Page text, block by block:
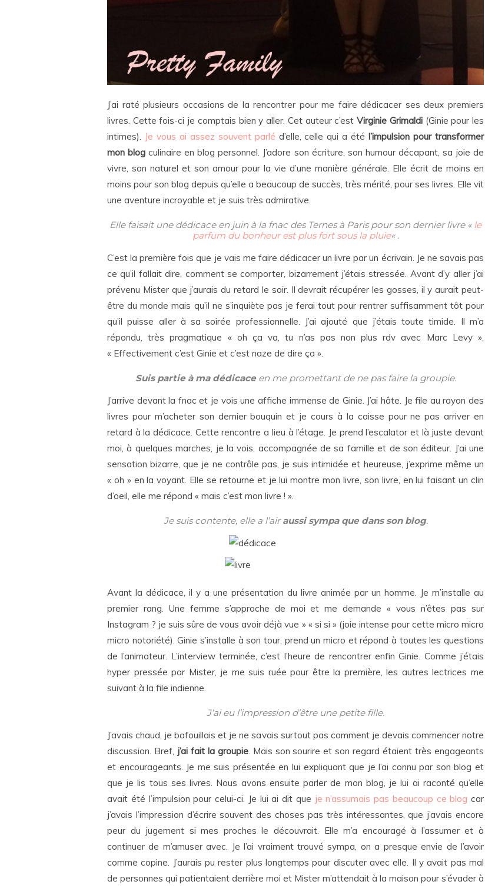
J’ai raté plusieurs occasions de la rencontrer pour me faire dédicacer ses deux premiers
livres. Cette fois-ci je comptais bien y aller. Cet auteur c’estVirginie Grimaldi(Ginie pour les
intimes). Je vous ai assez souvent parlé d’elle, celle qui a été l’impulsion pour transformer
mon blog culinaire en blog personnel. J’adore son écriture, son humour décapant, sa joie de
vivre, son naturel et son amour pour la vie d’une manière générale. Elle écrit de moins en
moins pour son blog depuis qu’elle a beaucoup de succès, très mérité, pour ses livres. Elle vit
une aventure incroyable et je suis très admirative.
Elle faisait une dédicace en juin à la fnac des Ternes à Paris pour son dernier livre « le
parfum du bonheur est plus fort sous la pluie« .
C’est la première fois que je vais me faire dédicacer un livre par un écrivain. Je ne savais pas
ce qu’il fallait dire, comment se comporter, bizarrement j’étais stressée. Avant d’y aller j’ai
prévenu Mister que j’aurais du retard le soir. Il devrait récupérer les gosses, il y aurait peut-
être du monde mais qu’il ne s’inquiète pas je ferai tout pour rentrer suffisamment tôt pour
qu’il puisse aller à sa soirée professionnelle. J’ai ajouté que j’étais toute timide. Il m’a
répondu, très pragmatique « oh ça va, tu n’as pas non plus rdv avec Marc Levy ».
« Effectivement c’est Ginie et c’est naze de dire ça ».
Suis partie à ma dédicaceen me promettant de ne pas faire la groupie.
J’arrive devant la fnac et je vois une affiche immense de Ginie. J’ai hâte. Je file au rayon des
livres pour m’acheter son dernier bouquin et je cours à la caisse pour ne pas arriver en
retard à la dédicace. Cette rencontre a lieu à l’étage. Je prend l’escalator et là juste devant
moi, à quelques marches, je la vois, accompagnée de sa famille et de son éditeur. J’ai une
sensation bizarre, que je ne contrôle pas, je suis intimidée et heureuse, j’exprime même un
« oh » en la voyant. Elle se retourne et je lui montre mon livre, son livre, en lui faisant un clin
d’oeil, elle me répond « mais c’est mon livre ! ».
Je suis contente, elle a l’airaussi sympa que dans son blog.
Avant la dédicace, il y a une présentation du livre animée par un homme. Je m’installe au
premier rang. Une femme s’approche de moi et me demande « vous n’êtes pas sur
Instagram ? je suis sûre de vous avoir déjà vue » « si si » (joie intense pour cette micro micro
micro notoriété). Ginie s’installe à son tour, prend un micro et répond à toutes les questions
de l’animateur. L’interview terminée, c’est l’heure de rencontrer enfin Ginie. Comme j’étais
hyper pressée par Mister, je me suis ruée pour être la première, les autres lectrices me
suivant à la file indienne.
J’ai eu l’impression d’être une petite fille.
J’avais chaud, je bafouillais et je ne savais surtout pas comment je devais commencer notre
discussion. Bref, j’ai fait la groupie. Mais son sourire et son regard étaient très engageants
et encourageants. Je me suis présentée en lui expliquant que je l’ai connu par son blog et
que je lis tous ses livres. Nous avons ensuite parler de mon blog, je lui ai raconté qu’elle
avait été l’impulsion pour celui-ci. Je lui ai dit que je n’assumais pas beaucoup ce blog car
j’avais l’impression d’écrire souvent des choses pas très intéressantes, que j’avais encore
peur du jugement si mes proches le découvrait. Elle m’a encouragé à l’assumer et à
continuer de m’amuser avec. Je l’ai vraiment trouvé sympa, on a presque envie de l’avoir
comme copine. J’aurais pu rester plus longtemps pour discuter avec elle. Il y avait pas mal
de personnes qui patientaient derrière moi et Mister m’attendait à la maison pour s’évader à